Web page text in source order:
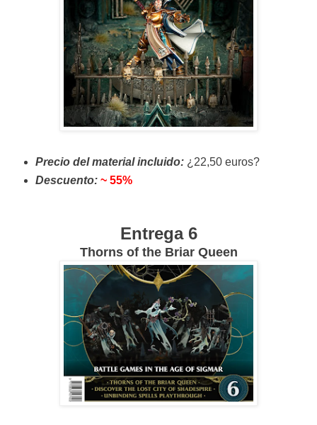
Precio del material incluido:¿22,50 euros?
Descuento: ~ 55%
Entrega 6
Thorns of the Briar Queen